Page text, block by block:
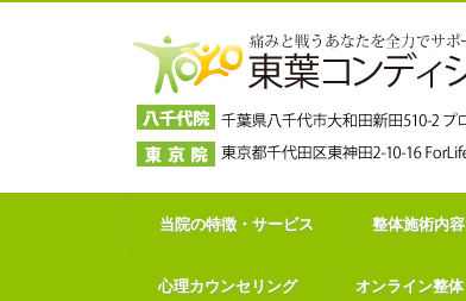
当院の特徴・サービス 整体施術内容
心理カウンセリング オンライン整体